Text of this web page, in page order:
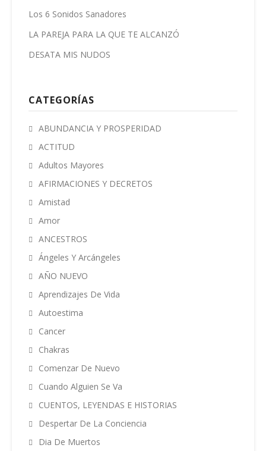
Los 6 Sonidos Sanadores
LA PAREJA PARA LA QUE TE ALCANZÓ
DESATA MIS NUDOS
CATEGORÍAS
ABUNDANCIA Y PROSPERIDAD
ACTITUD
Adultos Mayores
AFIRMACIONES Y DECRETOS
Amistad
Amor
ANCESTROS
Ángeles Y Arcángeles
AÑO NUEVO
Aprendizajes De Vida
Autoestima
Cancer
Chakras
Comenzar De Nuevo
Cuando Alguien Se Va
CUENTOS, LEYENDAS E HISTORIAS
Despertar De La Conciencia
Dia De Muertos